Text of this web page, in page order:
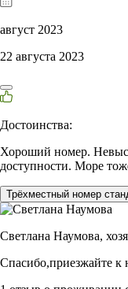
август 2023
22 августа 2023
Достоинства:
Хороший номер.
доступности. Море
Трёхместный номер
Светлана Наумова,
Спасибо,приезжайте к